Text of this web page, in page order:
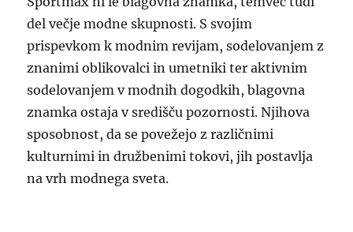
del večje modne skupnosti. S svojim
prispevkom k modnim revijam, sodelovanjem z
znanimi oblikovalci in umetniki ter aktivnim
sodelovanjem v modnih dogodkih, blagovna
znamka ostaja v središču pozornosti. Njihova
sposobnost, da se povežejo z različnimi
kulturnimi in družbenimi tokovi, jih postavlja
na vrh modnega sveta.